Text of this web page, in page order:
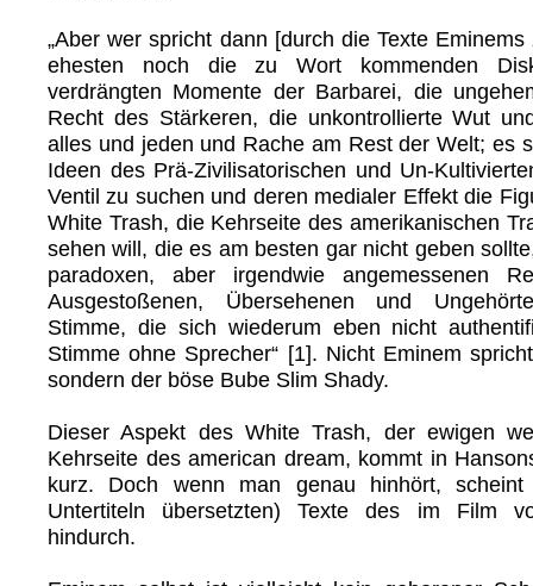
„Aber wer spricht dann [durch die Texte
ehesten noch die zu Wort kommenden
verdrängten Momente der Barbarei, die
Recht des Stärkeren, die unkontrollierte Wut
alles und jeden und Rache am Rest der Welt; es
Ideen des Prä-Zivilisatorischen und Un-
Ventil zu suchen und deren medialer Effekt die
White Trash, die Kehrseite des amerikanischen
sehen will, die es am besten gar nicht geben
paradoxen, aber irgendwie angemessenen
Ausgestoßenen, Übersehenen und
Stimme, die sich wiederum eben nicht
Stimme ohne Sprecher“ [1]. Nicht Eminem
sondern der böse Bube Slim Shady.
Dieser Aspekt des White Trash, der ewigen
Kehrseite des american dream, kommt in
kurz. Doch wenn man genau hinhört,
Untertiteln übersetzten) Texte des im Film
hindurch.